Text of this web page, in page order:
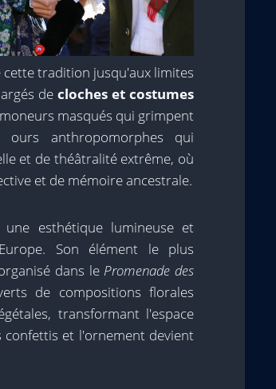
tradition jusqu'aux limites
de cloches et costumes
masqués qui grimpent
anthropomorphes qui
et de théâtralité extrême, où
et de mémoire ancestrale.
esthétique lumineuse et
Son élément le plus
dans le Promenade des
de compositions florales
transformant l'espace
confettis et l'ornement devient